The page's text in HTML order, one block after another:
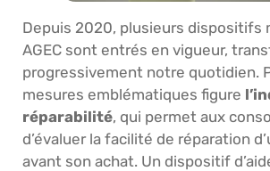
Depuis 2020, plusieurs dispositifs
AGEC sont entrés en vigueur,
progressivement notre quotidien.
mesures emblématiques figure
réparabilité, qui permet aux
d’évaluer la facilité de réparation
avant son achat. Un dispositif